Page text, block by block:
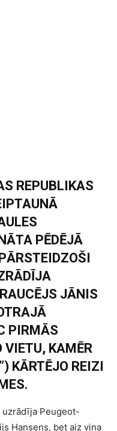
REPUBLIKAS
PĒDĒJĀ
JĀNIS
PIRMĀS
VIETU, KAMĒR
KĀRTĒJO REIZI
uzrādīja Peugeot-
Hansens, bet aiz viņa